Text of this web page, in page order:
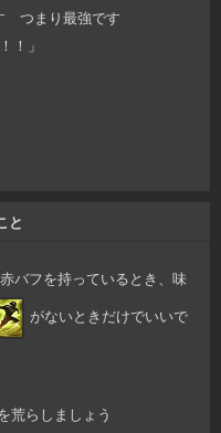
つまり最強です
！」
と
バフを持っているとき、味
がないときだけでいいで
荒らしましょう